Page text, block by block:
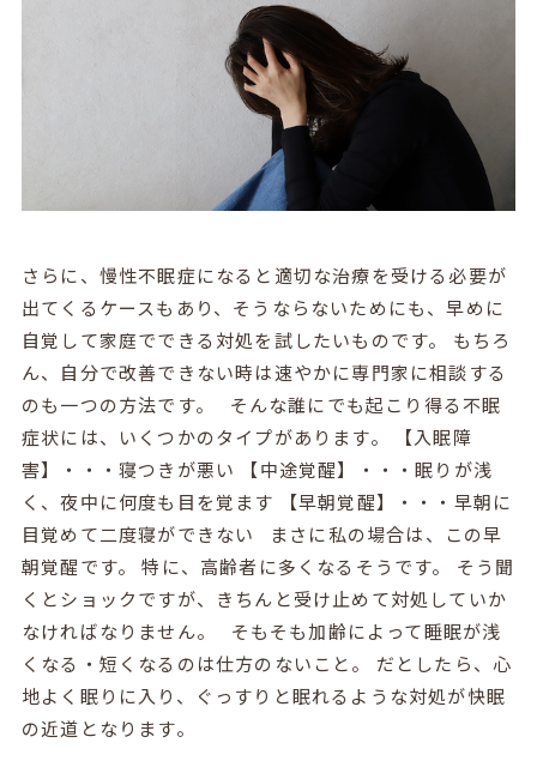
さらに、慢性不眠症になると適切な治療を受ける必要が
出てくるケースもあり、そうならないためにも、早めに
自覚して家庭でできる対処を試したいものです。 もちろ
ん、自分で改善できない時は速やかに専門家に相談する
のも一つの方法です。 そんな誰にでも起こり得る不眠
症状には、いくつかのタイプがあります。 【入眠障
害】・・・寝つきが悪い 【中途覚醒】・・・眠りが浅
く、夜中に何度も目を覚ます 【早朝覚醒】・・・早朝に
目覚めて二度寝ができない まさに私の場合は、この早
朝覚醒です。 特に、高齢者に多くなるそうです。 そう聞
くとショックですが、きちんと受け止めて対処していか
なければなりません。 そもそも加齢によって睡眠が浅
くなる・短くなるのは仕方のないこと。 だとしたら、心
地よく眠りに入り、ぐっすりと眠れるような対処が快眠
の近道となります。